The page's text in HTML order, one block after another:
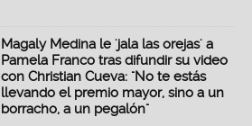
Magaly Medina le 'jala las orejas' a
Pamela Franco tras difundir su video
con Christian Cueva: "No te estás
llevando el premio mayor, sino a un
borracho, a un pegalón"